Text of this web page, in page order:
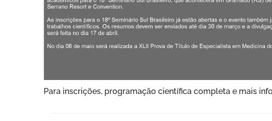
Para inscrições, programação científica completa e mais